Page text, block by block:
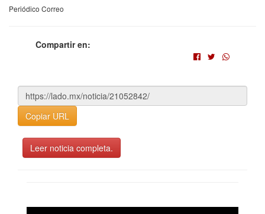
Periódico Correo
Compartir en:
Copiar URL
Leer noticia completa.